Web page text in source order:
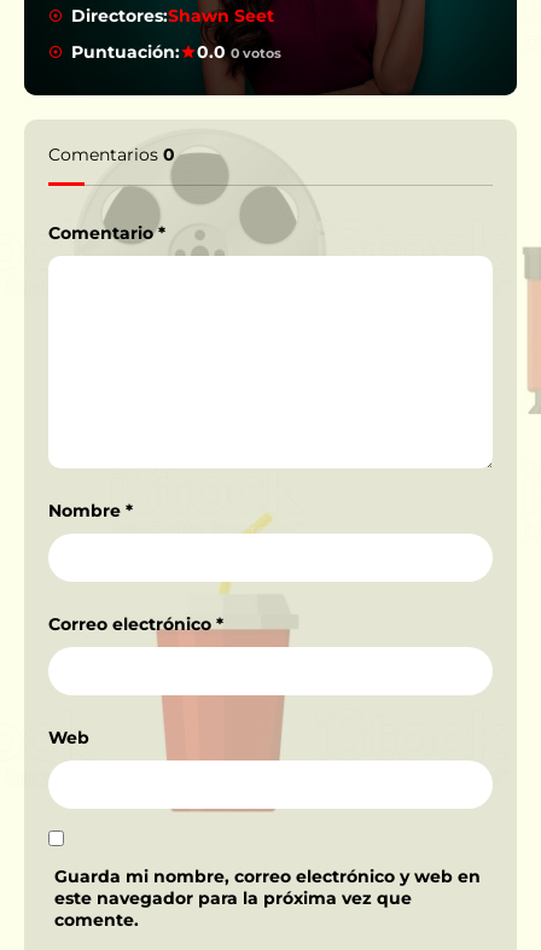
Directores:Shawn Seet
Puntuación:
0.0 0 votos
Comentarios 0
Comentario*
Nombre *
Correo electrónico*
Web
Guarda mi nombre, correo electrónico y web en
este navegador para la próxima vez que
comente.